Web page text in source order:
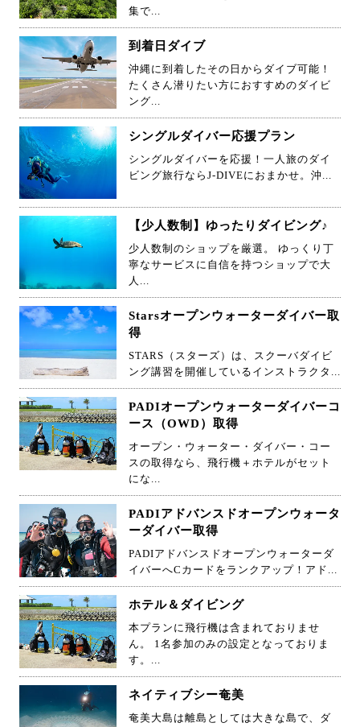
集で...
到着日ダイブ
沖縄に到着したその日からダイブ可能！
たくさん潜りたい方におすすめのダイビ
ング...
シングルダイバー応援プラン
シングルダイバーを応援！一人旅のダイ
ビング旅行ならJ-DIVEにおまかせ。沖...
【少人数制】ゆったりダイビング♪
少人数制のショップを厳選。 ゆっくり丁
寧なサービスに自信を持つショップで大
人...
Starsオープンウォーターダイバー取
得
STARS（スターズ）は、スクーバダイビ
ング講習を開催しているインストラクタ...
PADIオープンウォーターダイバーコ
ース（OWD）取得
オープン・ウォーター・ダイバー・コー
スの取得なら、飛行機＋ホテルがセット
にな...
PADIアドバンスドオープンウォータ
ーダイバー取得
PADIアドバンスドオープンウォーターダ
イバーへCカードをランクアップ！アド...
ホテル＆ダイビング
本プランに飛行機は含まれておりませ
ん。 1名参加のみの設定となっておりま
す。...
ネイティブシー奄美
奄美大島は離島としては大きな島で、ダ